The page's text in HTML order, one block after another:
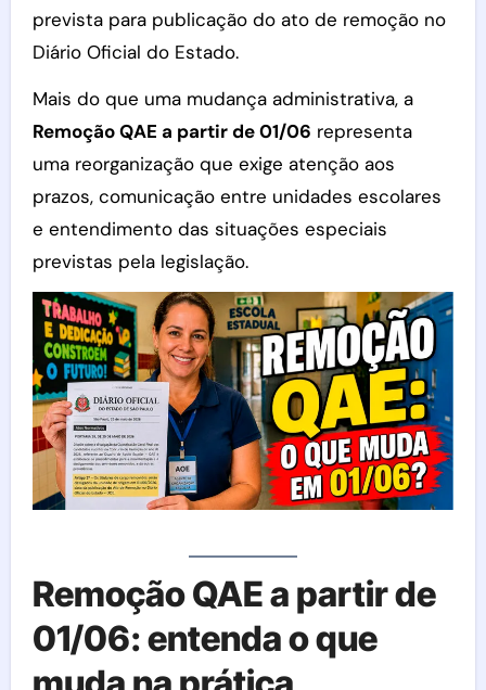
prevista para publicação do ato de remoção no
Diário Oficial do Estado.
Mais do que uma mudança administrativa, a
Remoção QAE a partir de 01/06 representa
uma reorganização que exige atenção aos
prazos, comunicação entre unidades escolares
e entendimento das situações especiais
previstas pela legislação.
Remoção QAE a partir de
01/06: entenda o que